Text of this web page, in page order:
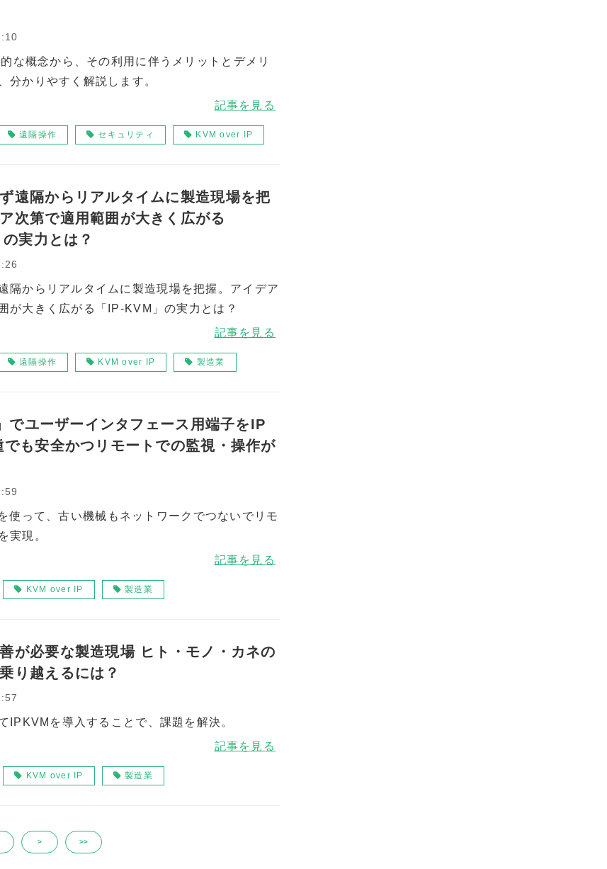
な概念から、その利用に伴うメリットとデメリ
分かりやすく解説します。
記事を見る
遠隔操作 セキュリティ KVM over IP
遠隔からリアルタイムに製造現場を把
次第で適用範囲が大きく広がる
の実力とは？
隔からリアルタイムに製造現場を把握。アイデア
が大きく広がる「IP-KVM」の実力とは？
記事を見る
遠隔操作 KVM over IP 製造業
でユーザーインタフェース用端子をIP
も安全かつリモートでの監視・操作が
使って、古い機械もネットワークでつないでリモ
実現。
記事を見る
KVM over IP 製造業
が必要な製造現場 ヒト・モノ・カネの
り越えるには？
IPKVMを導入することで、課題を解決。
記事を見る
KVM over IP 製造業
> >>